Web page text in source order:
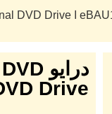
Drive